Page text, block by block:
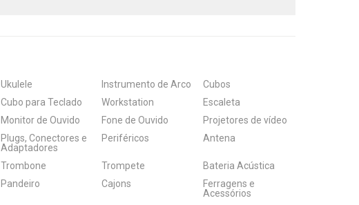
Ukulele Instrumento de Arco
Cubos
Cubo para Teclado Workstation
Escaleta
Monitor de Ouvido Fone de Ouvido
Projetores de vídeo
Plugs, Conectores e
Adaptadores
Periféricos Antena
Trombone Trompete
Bateria Acústica
Pandeiro Cajons
Ferragens e
Acessórios